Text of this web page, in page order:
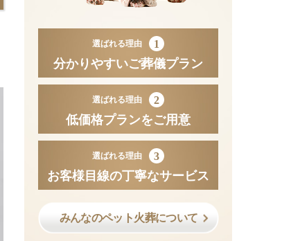
選ばれる理由 1
分かりやすいご葬儀プラン
選ばれる理由 2
低価格プランをご用意
選ばれる理由 3
お客様目線の丁寧なサービス
みんなのペット火葬について